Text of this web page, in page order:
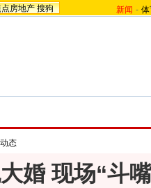
房地产 搜狗 新闻 -
态
婚 现场“斗